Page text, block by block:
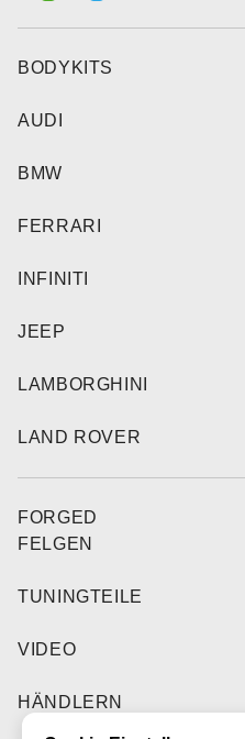
BODYKITS
AUDI
BMW
FERRARI
INFINITI
JEEP
LAMBORGHINI
LAND ROVER
FORGED
FELGEN
TUNINGTEILE
VIDEO
HÄNDLERN